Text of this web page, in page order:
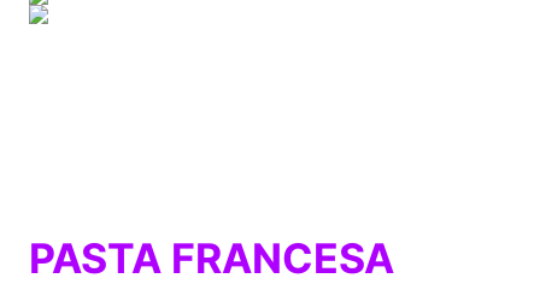
PASTA FRANCESA